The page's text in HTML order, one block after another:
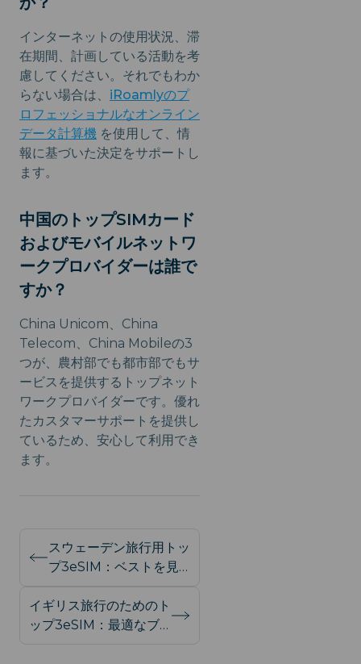
インターネットの使用状況、滞
在期間、計画している活動を考
慮してください。それでもわか
らない場合は、 iRoamlyのプ
ロフェッショナルなオンライン
データ計算機 を使用して、情
報に基づいた決定をサポートし
ます。
中国のトップSIMカード
およびモバイルネットワ
ークプロバイダーは誰で
すか？
China Unicom、China
Telecom、China Mobileの3
つが、農村部でも都市部でもサ
ービスを提供するトップネット
ワークプロバイダーです。優れ
たカスタマーサポートを提供し
ているため、安心して利用でき
ます。
スウェーデン旅行用トッ
プ3eSIM：ベストを見
イギリス旅行のためのト
ップ3eSIM：最適なブ